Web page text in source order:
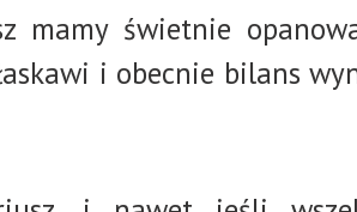
mamy świetnie
i obecnie bilans